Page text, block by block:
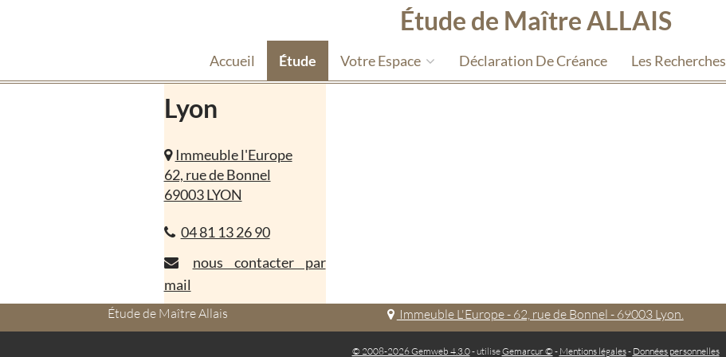
Étude de Maître ALLAIS
Accueil Étude Votre Espace Déclaration De Créance Les Recherches
Lyon
Immeuble l'Europe
62, rue de Bonnel
69003 LYON
04 81 13 26 90
nous contacter par
mail
Étude de Maître Allais Immeuble L'Europe - 62, rue de Bonnel - 69003 Lyon.
© 2008-2026 Gemweb 4.3.0- utiliseGemarcur © - Mentions légales- Données personnelles